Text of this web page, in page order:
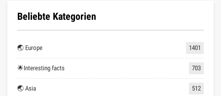
Beliebte Kategorien
🌏 Europe 1401
🌟Interesting facts 703
🌏 Asia 512